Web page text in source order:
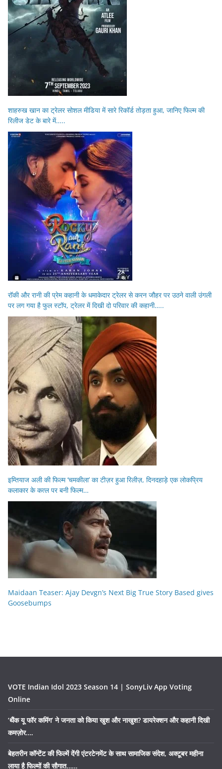
शाहरुख खान का ट्रेलर सोशल मीडिया में सारे रिकॉर्ड तोड़ता हुआ, जानिए फिल्म की
रिलीज डेट के बारे में…..
रॉकी और रानी की प्रेम कहानी के धमाकेदार ट्रेलर से करन जौहर पर उठने वाली उंगली
पर लग गया है फुल स्टॉप, ट्रेलर में दिखी दो परिवार की कहानी…..
इम्तियाज अली की फिल्म ‘चमकीला’ का टीज़र हुआ रिलीज़, दिनदहाड़े एक लोकप्रिय
कलाकार के कत्ल पर बनी फिल्म…
Maidaan Teaser: Ajay Devgn’s Next Big True Story Based gives
Goosebumps
VOTE Indian Idol 2023 Season 14 | SonyLiv App Voting
Online
‘थैंक यू फॉर कमिंग’ ने जनता को किया खुश और नाखुश? डायरेक्शन और कहानी दिखी
कमज़ोर….
बेहतरीन कॉन्टेंट की फिल्में देंगी एंटरटेनमेंट के साथ सामाजिक संदेश, अक्टूबर महीना
लाया है फिल्मों की सौगात……